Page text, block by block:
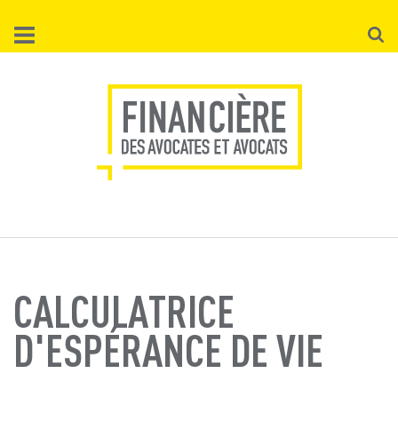
au
contenu
CALCULATRICE
D'ESPÉRANCE DE VIE